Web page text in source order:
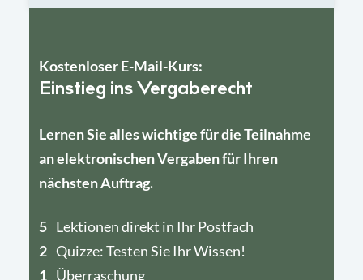
Kostenloser E-Mail-Kurs:
Einstieg ins Vergaberecht
Lernen Sie alles wichtige für die Teilnahme
an elektronischen Vergaben für Ihren
nächsten Auftrag.
5 Lektionen direkt in Ihr Postfach
2 Quizze: Testen Sie Ihr Wissen!
1 Überraschung
4
1